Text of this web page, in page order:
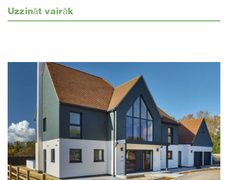
Uzzināt vairāk